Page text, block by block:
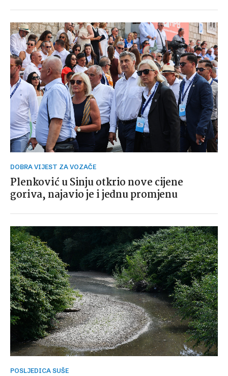
DOBRA VIJEST ZA VOZAČE
Plenković u Sinju otkrio nove cijene
goriva, najavio je i jednu promjenu
POSLJEDICA SUŠE